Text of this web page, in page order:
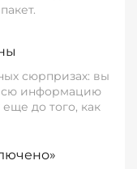
сюрпризах: вы
информацию
до того, как